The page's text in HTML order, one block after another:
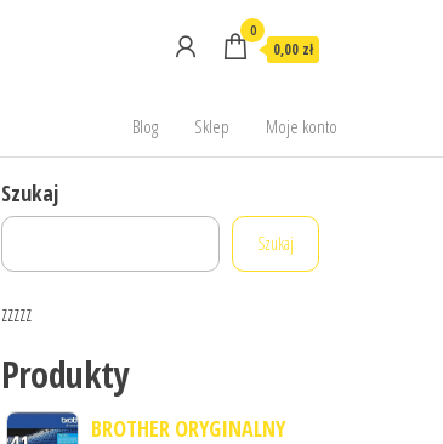
0
0,00 zł
Blog Sklep Moje konto
Szukaj
Szukaj
zzzzz
Produkty
BROTHER ORYGINALNY